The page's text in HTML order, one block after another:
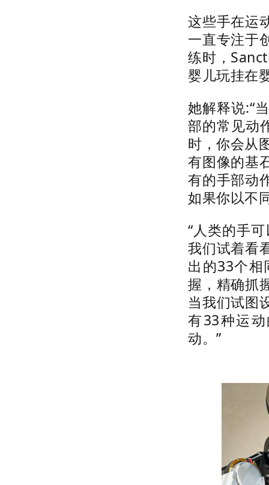
这些手在运
一直专注于
练时，
婴儿玩挂在
她解释说:“
部的常见动
时，你会从
有图像的基
有的手部动
如果你以不
“人类的手
我们试着看
出的33个相
握，精确抓
当我们试图
有33种运
动。”